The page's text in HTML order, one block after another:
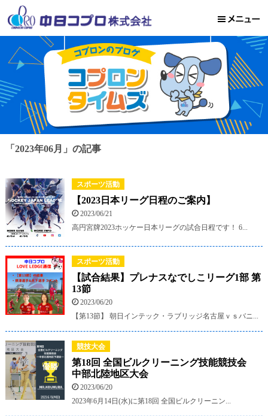
「2023年06月」の記事
スポーツ活動
【2023日本リーグ日程のご案内】
2023/06/21
高円宮牌2023ホッケー日本リーグの試合日程です！ 6...
スポーツ活動
【試合結果】プレナスなでしこリーグ1部 第
13節
2023/06/20
【第13節】 朝日インテック・ラブリッジ名古屋ｖｓバニ...
競技大会
第18回 全国ビルクリーニング技能競技会
中部北陸地区大会
2023/06/20
2023年6月14日(水)に第18回 全国ビルクリーニン...